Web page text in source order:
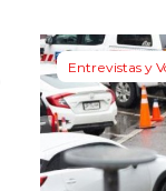
Entrevistas y